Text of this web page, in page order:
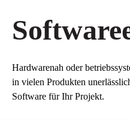
Hardwarenah oder
in vielen Produkten
Software für Ihr Projekt.